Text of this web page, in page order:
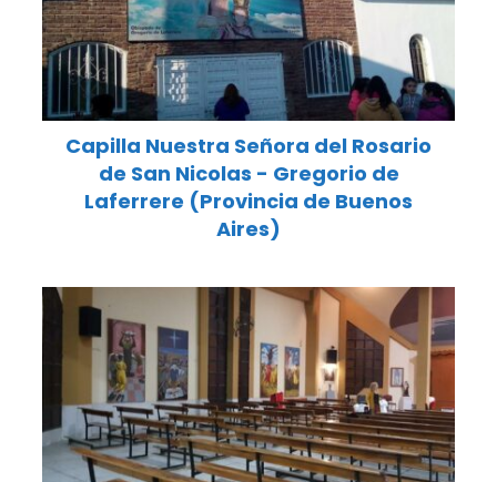
Capilla Nuestra Señora del Rosario
de San Nicolas - Gregorio de
Laferrere (Provincia de Buenos
Aires)